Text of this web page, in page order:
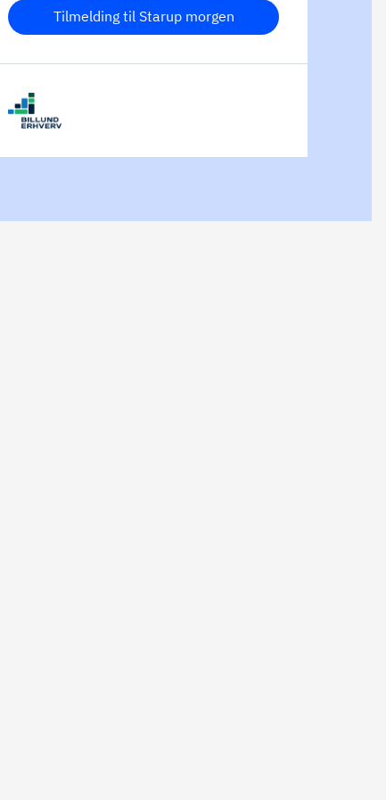
Tilmelding til Starup morgen